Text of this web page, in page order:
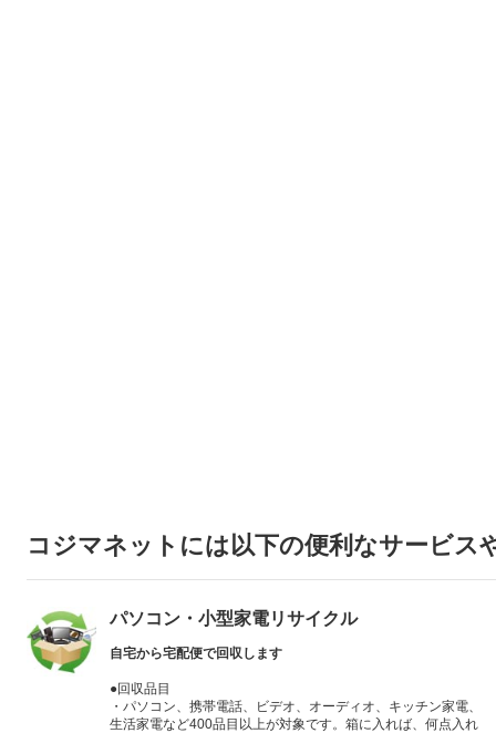
コジマネットには以下の便利なサービス
パソコン・小型家電リサイクル
自宅から宅配便で回収します
●回収品目
・パソコン、携帯電話、ビデオ、オーディオ、キッチン家電、
生活家電など400品目以上が対象です。箱に入れば、何点入れ